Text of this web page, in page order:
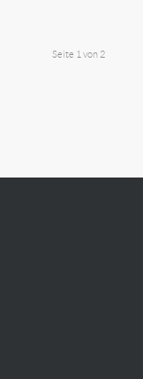
Seite 1 von 2